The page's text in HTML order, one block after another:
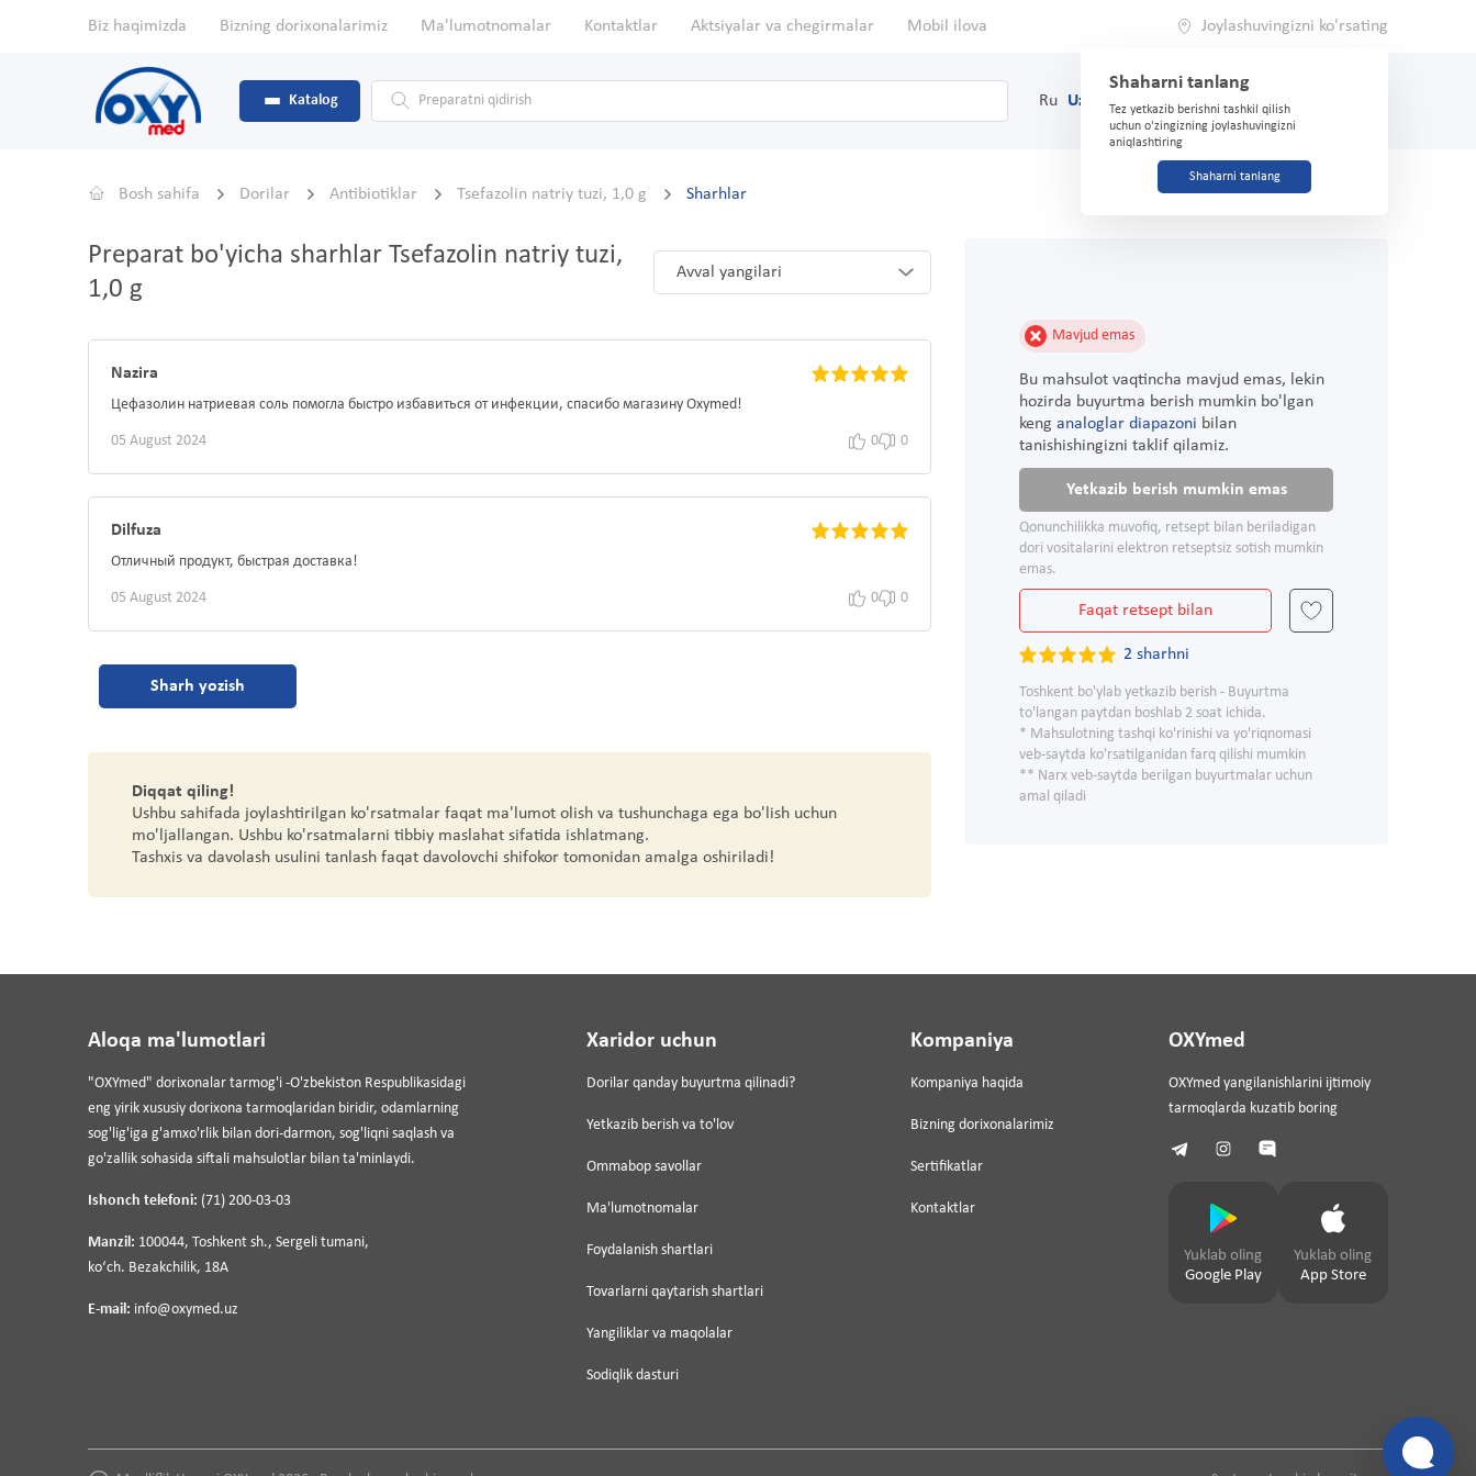
Biz haqimizda Bizning dorixonalarimiz Ma'lumotnomalar Kontaktlar Aktsiyalar va chegirmalar Mobil ilova Joylashuvingizni ko'rsating
Shaharni tanlang
Tez yetkazib berishni tashkil qilish
uchun o'zingizning joylashuvingizni
aniqlashtiring
Shaharni tanlang
Katalog Ru Uz (71) 200-03-03
Bosh sahifa Dorilar Antibiotiklar Tsefazolin natriy tuzi, 1,0 g Sharhlar
Preparat bo'yicha sharhlar Tsefazolin natriy tuzi,
1,0 g
Avval yangilari
Nazira
Цефазолин натриевая соль помогла быстро избавиться от инфекции, спасибо магазину Oxymed!
05 August 2024 0 0
Dilfuza
Отличный продукт, быстрая доставка!
05 August 2024 0 0
Sharh yozish
Diqqat qiling!
Ushbu sahifada joylashtirilgan ko'rsatmalar faqat ma'lumot olish va tushunchaga ega bo'lish uchun
mo'ljallangan. Ushbu ko'rsatmalarni tibbiy maslahat sifatida ishlatmang.
Tashxis va davolash usulini tanlash faqat davolovchi shifokor tomonidan amalga oshiriladi!
Mavjud emas
Bu mahsulot vaqtincha mavjud emas, lekin
hozirda buyurtma berish mumkin bo'lgan
keng analoglar diapazoni bilan
tanishishingizni taklif qilamiz.
Yetkazib berish mumkin emas
Qonunchilikka muvofiq, retsept bilan beriladigan
dori vositalarini elektron retseptsiz sotish mumkin
emas.
Faqat retsept bilan
2 sharhni
Toshkent bo'ylab yetkazib berish - Buyurtma
to'langan paytdan boshlab 2 soat ichida.
* Mahsulotning tashqi ko'rinishi va yo'riqnomasi
veb-saytda ko'rsatilganidan farq qilishi mumkin
** Narx veb-saytda berilgan buyurtmalar uchun
amal qiladi
Aloqa ma'lumotlari
"OXYmed" dorixonalar tarmog'i -O'zbekiston Respublikasidagi
eng yirik xususiy dorixona tarmoqlaridan biridir, odamlarning
sog'lig'iga g'amxo'rlik bilan dori-darmon, sog'liqni saqlash va
go'zallik sohasida siftali mahsulotlar bilan ta'minlaydi.
Ishonch telefoni: (71) 200-03-03
Manzil: 100044, Toshkent sh., Sergeli tumani,
koʻch. Bezakchilik, 18A
E-mail: info@oxymed.uz
Xaridor uchun
Dorilar qanday buyurtma qilinadi?
Yetkazib berish va to'lov
Ommabop savollar
Ma'lumotnomalar
Foydalanish shartlari
Tovarlarni qaytarish shartlari
Yangiliklar va maqolalar
Sodiqlik dasturi
Kompaniya
Kompaniya haqida
Bizning dorixonalarimiz
Sertifikatlar
Kontaktlar
OXYmed
OXYmed yangilanishlarini ijtimoiy
tarmoqlarda kuzatib boring
Yuklab oling
Google Play
Yuklab oling
App Store